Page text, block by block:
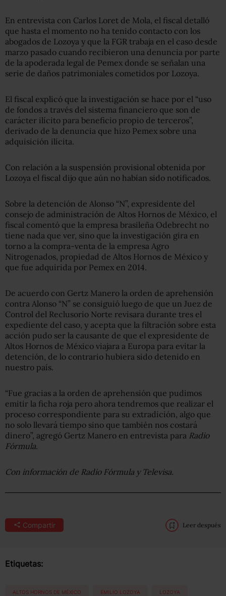
En entrevista con Carlos Loret de Mola, el fiscal detalló
que hasta el momento no ha tenido contacto con los
abogados de Lozoya y que la FGR trabaja en el caso desde
marzo pasado cuando recibieron una denuncia por parte
de la apoderada legal de Pemex donde se señalan una
serie de daños patrimoniales cometidos por Lozoya.
El fiscal explicó que la investigación se hace por el “uso
de fondos a través del sistema financiero que son de
carácter ilícito para beneficio propio de terceros”,
derivado de la denuncia que hizo Pemex sobre una
adquisición ilícita.
Con relación a la suspensión provisional obtenida por
Lozoya el fiscal dijo que aún no habían sido notificados.
Sobre la detención de Alonso “N”, expresidente del
consejo de administración de Altos Hornos de México, el
fiscal comentó que la empresa brasileña Odebrecht no
tiene nada que ver, sino que la investigación gira en
torno a la compra-venta de la empresa Agro
Nitrogenados, propiedad de Altos Hornos de México y
que fue adquirida por Pemex en 2014.
De acuerdo con Gertz Manero la orden de aprehensión
contra Alonso “N” se consiguió luego de que un Juez de
Control del Reclusorio Norte revisara durante tres el
expediente del caso, y acepta que la filtración sobre esta
acción pudo ser la causante de que el expresidente de
Altos Hornos de México viajara a Europa para evitar la
detención, de lo contrario hubiera sido detenido en
nuestro país.
“Fue gracias a la orden de aprehensión que pudimos
emitir la ficha roja pero ahora tendremos que realizar el
proceso correspondiente para su extradición, algo que
no solo llevará tiempo sino que también nos costará
dinero”, agregó Gertz Manero en entrevista para Radio
Fórmula.
Con información de Radio Fórmula y Televisa.
Compartir Leer después
Etiquetas:
ALTOS HORNOS DE MÉXICO EMILIO LOZOYA LOZOYA